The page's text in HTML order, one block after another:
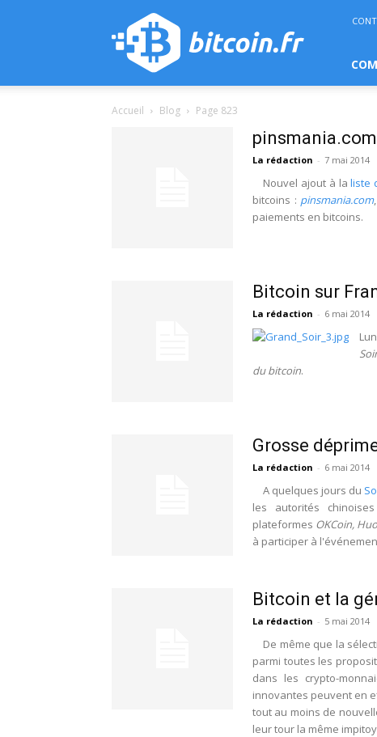
bitcoin.fr
Accueil Blog Page 823
pinsmania.com
La rédaction - 7 mai 2014
Nouvel ajout à laliste
bitcoins : pinsmania.com
paiements en bitcoins.
Bitcoin sur
La rédaction - 6 mai 2014
du bitcoin.
Grosse
La rédaction - 6 mai 2014
A quelques jours du
les autorités
plateformes OKCoin,
à participer à
Bitcoin et la
La rédaction - 5 mai 2014
De même que la
parmi toutes les
dans les crypto-
innovantes peuvent en
tout au moins de
leur tour la même